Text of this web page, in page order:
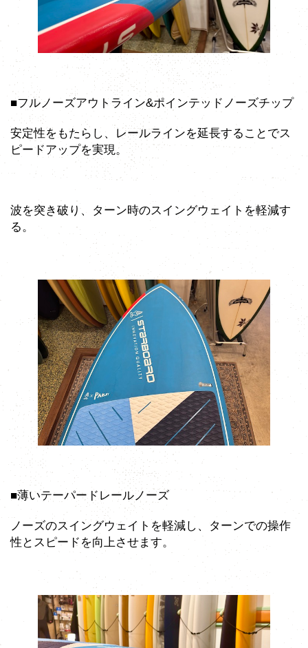
■フルノーズアウトライン&ポインテッドノーズチップ
安定性をもたらし、レールラインを延長することでス
ピードアップを実現。
波を突き破り、ターン時のスイングウェイトを軽減す
る。
■薄いテーパードレールノーズ
ノーズのスイングウェイトを軽減し、ターンでの操作
性とスピードを向上させます。